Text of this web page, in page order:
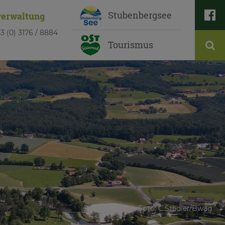
Foto: C.Stadler/Bwag
(0) 3176 / 8884
Stubenbergsee
Tourismus
